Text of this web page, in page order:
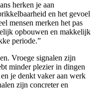
herken je aan
en het gevoel
mensen merken het pas
opbouwen en makkelijk
periode.”
Vroege signalen zijn
minder plezier in dingen
je denkt vaker aan werk
zijn concreter en